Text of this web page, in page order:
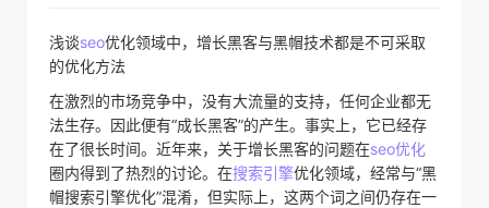
浅谈seo优化领域中，增长黑客与黑帽技术都是不可采取
的优化方法
在激烈的市场竞争中，没有大流量的支持，任何企业都无
法生存。因此便有“成长黑客”的产生。事实上，它已经存
在了很长时间。近年来，关于增长黑客的问题在seo优化
圈内得到了热烈的讨论。在搜索引擎优化领域，经常与“黑
帽搜索引擎优化”混淆，但实际上，这两个词之间仍存在一